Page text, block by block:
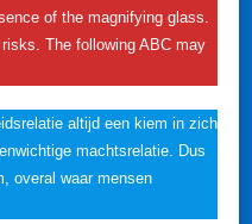
of the magnifying glass.
The following ABC may
altijd een kiem in zich
machtsrelatie. Dus
overal waar mensen